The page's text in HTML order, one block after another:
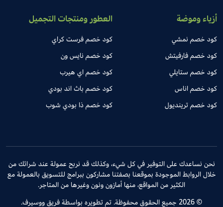
أزياء وموضة
كود خصم نمشي
كود خصم فارفيتش
كود خصم ستايلي
كود خصم اناس
كود خصم ترينديول
العطور ومنتجات التجميل
كود خصم فرست كراي
كود خصم نايس ون
كود خصم اي هيرب
كود خصم باث اند بودي
كود خصم ذا بودي شوب
نحن نساعدك على التوفير في كل شيء، وكذلك قد نربح عمولة عند شرائك من
خلال الروابط الموجودة بموقعنا بصفتنا مشاركون ببرامج للتسويق بالعمولة مع
الكثير من المواقع، منها أمازون ونون وغيرها من المتاجر.
© 2026 جميع الحقوق محفوظة. تم تطويره بواسطة فريق ووسيرف.